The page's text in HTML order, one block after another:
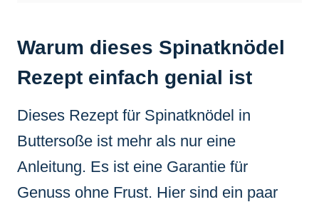
Warum dieses Spinatknödel
Rezept einfach genial ist
Dieses Rezept für Spinatknödel in
Buttersoße ist mehr als nur eine
Anleitung. Es ist eine Garantie für
Genuss ohne Frust. Hier sind ein paar